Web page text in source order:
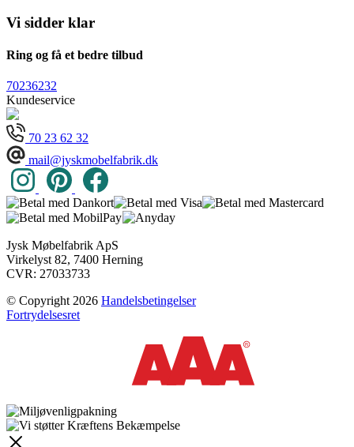
Vi sidder klar
Ring og få et bedre tilbud
70236232
Kundeservice
70 23 62 32
mail@jyskmobelfabrik.dk
Jysk Møbelfabrik ApS
Virkelyst 82, 7400 Herning
CVR: 27033733
© Copyright 2026 Handelsbetingelser
Fortrydelsesret